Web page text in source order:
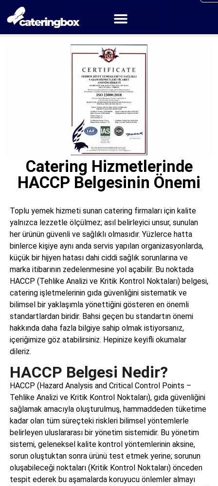
Catering Hizmetlerinde
HACCP Belgesinin Önemi
Toplu yemek hizmeti sunan catering firmaları için kalite
yalnızca lezzetle ölçülmez; asıl belirleyici unsur, sunulan
her ürünün güvenli ve sağlıklı olmasıdır. Yüzlerce hatta
binlerce kişiye aynı anda servis yapılan organizasyonlarda,
küçük bir hijyen hatası dahi ciddi sağlık sorunlarına ve
marka itibarının zedelenmesine yol açabilir. Bu noktada
HACCP (Tehlike Analizi ve Kritik Kontrol Noktaları) belgesi,
catering işletmelerinin gıda güvenliğini sistematik ve
bilimsel bir yaklaşımla yönettiğini gösteren en önemli
standartlardan biridir. Bahsi geçen bu standartın önemi
hakkında daha fazla bilgiye sahip olmak istiyorsanız,
içeriğimize göz atabilirsiniz. Hepinize keyifli okumalar
dileriz.
HACCP Belgesi Nedir?
HACCP (Hazard Analysis and Critical Control Points –
Tehlike Analizi ve Kritik Kontrol Noktaları), gıda güvenliğini
sağlamak amacıyla oluşturulmuş, hammaddeden tüketime
kadar olan tüm süreçteki riskleri bilimsel yöntemlerle
belirleyen uluslararası bir yönetim sistemidir. Bu yönetim
sistemi, geleneksel kalite kontrol yöntemlerinin aksine,
sorun oluştuktan sonra ürünü test etmek yerine; sorunun
oluşabileceği noktaları (Kritik Kontrol Noktaları) önceden
tespit ederek bu aşamalarda koruyucu önlemler almayı